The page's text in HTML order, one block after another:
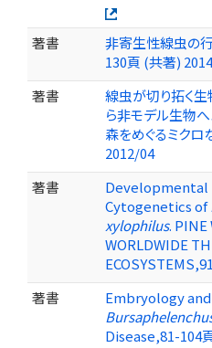
著書
非寄生性線虫の
130頁 (共著)
著書
線虫が切り拓く
ら非モデル生物
森をめぐるミク
2012/04
著書
Developmental
Cytogenetics of
xylophilus. PINE
WORLDWIDE
著書
Embryology
Disease,81-104